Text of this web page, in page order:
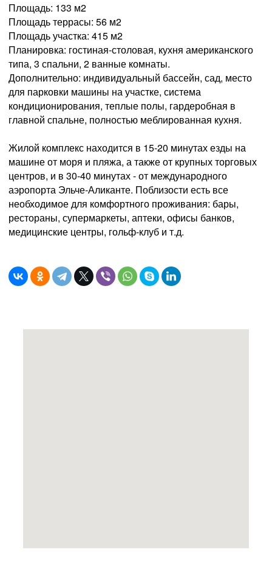
Площадь: 133 м2
Площадь террасы: 56 м2
Площадь участка: 415 м2
Планировка: гостиная-столовая, кухня американского
типа, 3 спальни, 2 ванные комнаты.
Дополнительно: индивидуальный бассейн, сад, место
для парковки машины на участке, система
кондиционирования, теплые полы, гардеробная в
главной спальне, полностью меблированная кухня.
Жилой комплекс находится в 15-20 минутах езды на
машине от моря и пляжа, а также от крупных торговых
центров, и в 30-40 минутах - от международного
аэропорта Эльче-Аликанте. Поблизости есть все
необходимое для комфортного проживания: бары,
рестораны, супермаркеты, аптеки, офисы банков,
медицинские центры, гольф-клуб и т.д.